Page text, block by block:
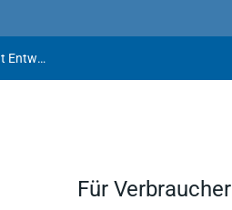
Doch kein „Brexit“ mit Schrecken? – Bundesregierung legt Entwurf eines Vierten Gesetzes zur Änderung des Umwandlungsgesetzes vor
Für Verbraucher